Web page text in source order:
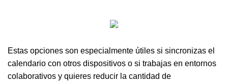
Estas opciones son especialmente útiles si sincronizas el
calendario con otros dispositivos o si trabajas en entornos
colaborativos y quieres reducir la cantidad de